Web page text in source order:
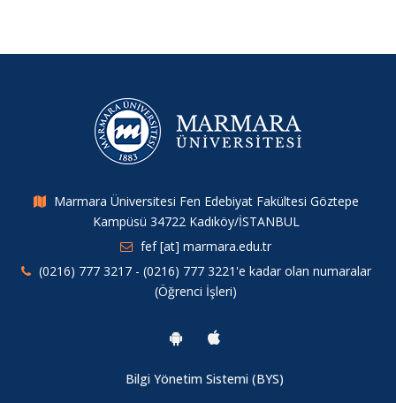
Marmara Üniversitesi Fen Edebiyat Fakültesi Göztepe
Kampüsü 34722 Kadıköy/İSTANBUL
fef [at] marmara.edu.tr
(0216) 777 3217 - (0216) 777 3221'e kadar olan numaralar
(Öğrenci İşleri)
Bilgi Yönetim Sistemi (BYS)